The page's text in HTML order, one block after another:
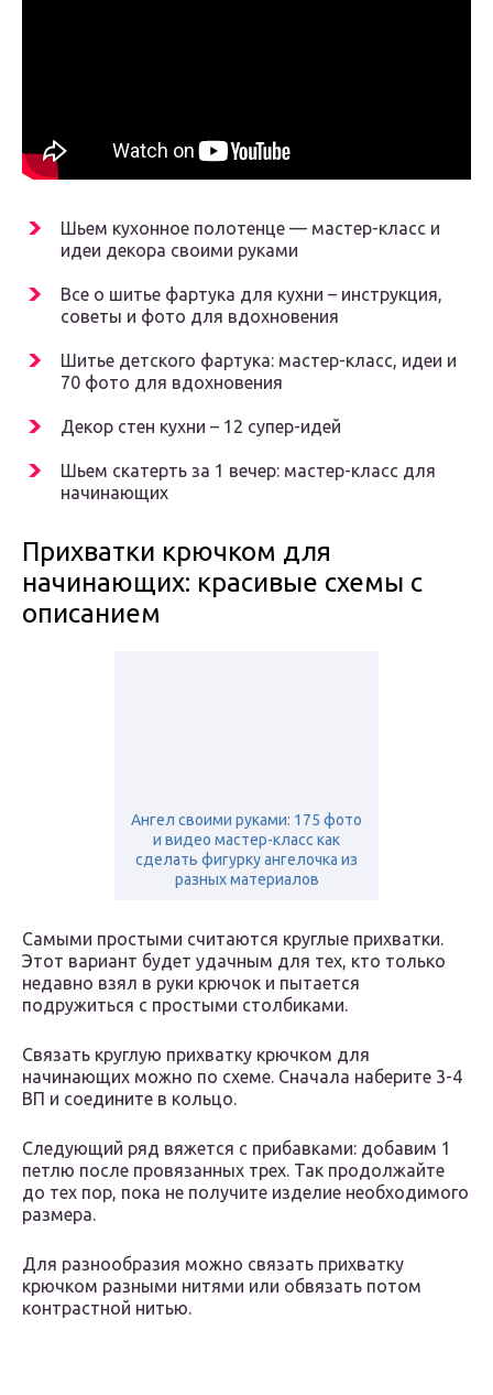
Шьем кухонное полотенце — мастер-класс и
идеи декора своими руками
Все о шитье фартука для кухни – инструкция,
советы и фото для вдохновения
Шитье детского фартука: мастер-класс, идеи и
70 фото для вдохновения
Декор стен кухни – 12 супер-идей
Шьем скатерть за 1 вечер: мастер-класс для
начинающих
Прихватки крючком для
начинающих: красивые схемы с
описанием
Ангел своими руками: 175 фото
и видео мастер-класс как
сделать фигурку ангелочка из
разных материалов
Самыми простыми считаются круглые прихватки.
Этот вариант будет удачным для тех, кто только
недавно взял в руки крючок и пытается
подружиться с простыми столбиками.
Связать круглую прихватку крючком для
начинающих можно по схеме. Сначала наберите 3-4
ВП и соедините в кольцо.
Следующий ряд вяжется с прибавками: добавим 1
петлю после провязанных трех. Так продолжайте
до тех пор, пока не получите изделие необходимого
размера.
Для разнообразия можно связать прихватку
крючком разными нитями или обвязать потом
контрастной нитью.